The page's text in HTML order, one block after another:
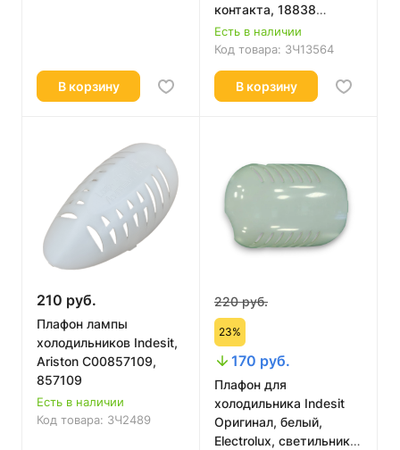
В корзину
контакта, 18838
HL032-1
Есть в наличии
Код товара: ЗЧ13564
В корзину
210 руб.
Плафон лампы
холодильников Indesit,
Ariston C00857109,
857109
Есть в наличии
Код товара: ЗЧ2489
220 руб.
23%
170 руб.
Плафон для
холодильника Indesit
Оригинал, белый,
Electrolux, светильник,